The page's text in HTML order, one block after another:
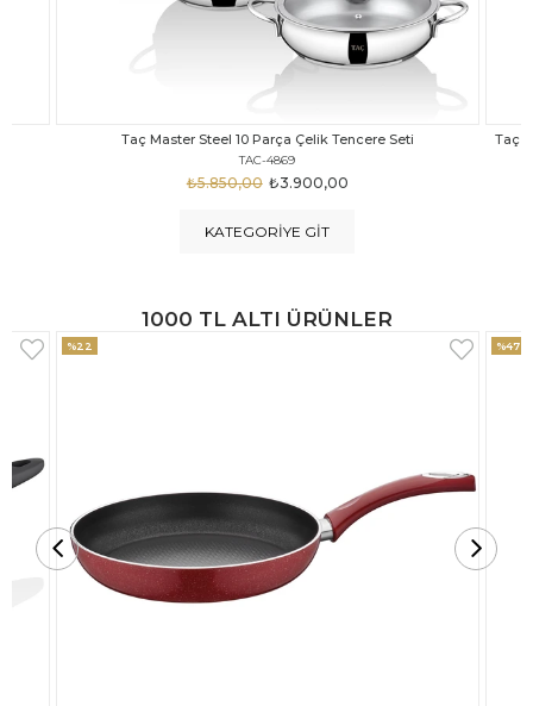
Taç Carabella Döküm Cam Kapak 7 Parça Tencere Seti Siyah
TAC-3817
₺3.250,00
₺4.350,00
KATEGORIYE GIT
1000 TL ALTI ÜRÜNLER
%47 %18